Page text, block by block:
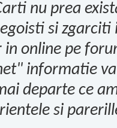
nu prea
si zgarciti
in online pe
informatie
departe ce
si